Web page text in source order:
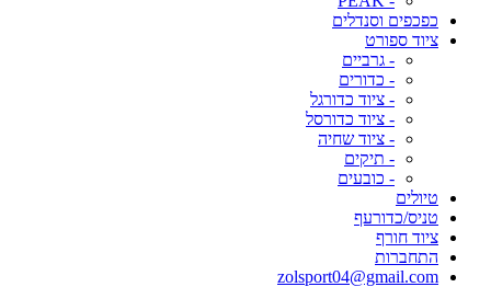
כפכפים וסנדלים
ציוד ספורט
- גרביים
- כדורים
- ציוד כדורגל
- ציוד כדורסל
- ציוד שחיה
- תיקים
- כובעים
טיולים
טניס/כדורעף
ציוד חורף
התחברות
zolsport04@gmail.com